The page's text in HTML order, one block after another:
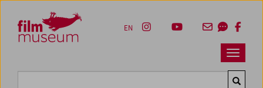
Zum Inhalt
Zum Hauptmenü
Zur Servicenavigation
Zum Suche
Navbar
EN